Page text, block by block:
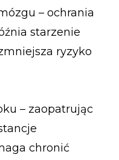
– ochrania
starzenie
ryzyko
– zaopatrując
chronić